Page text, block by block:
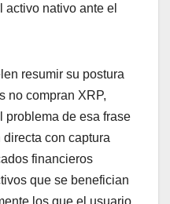
activo nativo ante el
resumir su postura
no compran XRP,
problema de esa frase
con captura
financieros
que se benefician
los que el usuario